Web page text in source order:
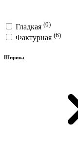
Гладкая (0)
Фактурная (6)
Ширина